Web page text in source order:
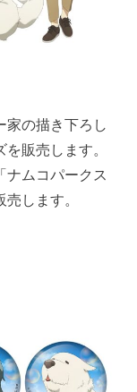
家の描き下ろし
販売します。
ナムコパークス
します。